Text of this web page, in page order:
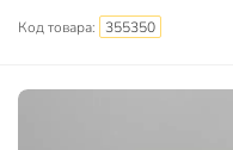
Код товара: 355350